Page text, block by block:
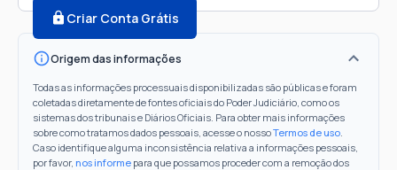
Criar Conta Grátis
Origem das informações
Todas as informações processuais disponibilizadas são públicas e foram
coletadas diretamente de fontes oficiais do Poder Judiciário, como os
sistemas dos tribunais e Diários Oficiais. Para obter mais informações
sobre como tratamos dados pessoais, acesse o nossoTermos de uso.
Caso identifique alguma inconsistência relativa a informações pessoais,
por favor, nos informe para que possamos proceder com a remoção dos